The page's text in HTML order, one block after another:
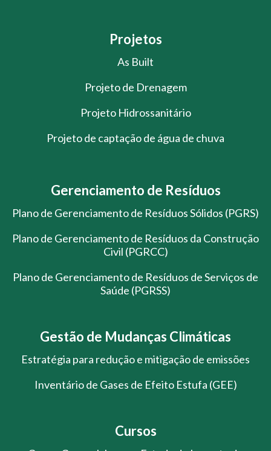
Projetos
As Built
Projeto de Drenagem
Projeto Hidrossanitário
Projeto de captação de água de chuva
Gerenciamento de Resíduos
Plano de Gerenciamento de Resíduos Sólidos (PGRS)
Plano de Gerenciamento de Resíduos da Construção
Civil (PGRCC)
Plano de Gerenciamento de Resíduos de Serviços de
Saúde (PGRSS)
Gestão de Mudanças Climáticas
Estratégia para redução e mitigação de emissões
Inventário de Gases de Efeito Estufa (GEE)
Cursos